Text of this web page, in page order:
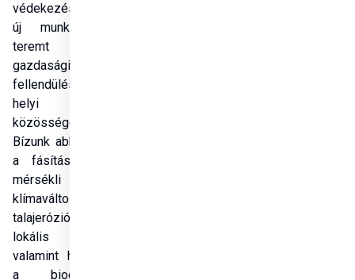
védekezés mellett,
új munkahelyeket
teremt és
gazdasági
fellendülést hoz a
helyi
közösségeknek.
Bízunk abban, hogy
a fásítási projekt
mérsékli a
klímaváltozás és a
talajerózió káros
lokális hatásait,
valamint hozzájárul
a biodiverzitás